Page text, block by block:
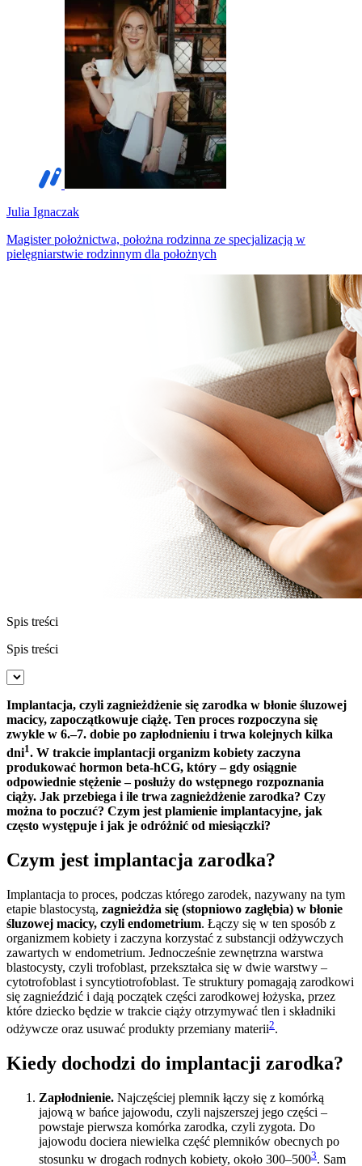
Julia Ignaczak
Magister położnictwa, położna rodzinna ze specjalizacją w
pielęgniarstwie rodzinnym dla położnych
Spis treści
Spis treści
Implantacja, czyli zagnieżdżenie się zarodka w błonie śluzowej
macicy, zapoczątkowuje ciążę. Ten proces rozpoczyna się
zwykle w 6.–7. dobie po zapłodnieniu i trwa kolejnych kilka
dni1. W trakcie implantacji organizm kobiety zaczyna
produkować hormon beta-hCG, który – gdy osiągnie
odpowiednie stężenie – posłuży do wstępnego rozpoznania
ciąży. Jak przebiega i ile trwa zagnieżdżenie zarodka? Czy
można to poczuć? Czym jest plamienie implantacyjne, jak
często występuje i jak je odróżnić od miesiączki?
Czym jest implantacja zarodka?
Implantacja to proces, podczas którego zarodek, nazywany na tym
etapie blastocystą, zagnieżdża się (stopniowo zagłębia) w błonie
śluzowej macicy, czyli endometrium. Łączy się w ten sposób z
organizmem kobiety i zaczyna korzystać z substancji odżywczych
zawartych w endometrium. Jednocześnie zewnętrzna warstwa
blastocysty, czyli trofoblast, przekształca się w dwie warstwy –
cytotrofoblast i syncytiotrofoblast. Te struktury pomagają zarodkowi
się zagnieździć i dają początek części zarodkowej łożyska, przez
które dziecko będzie w trakcie ciąży otrzymywać tlen i składniki
odżywcze oraz usuwać produkty przemiany materii2.
Kiedy dochodzi do implantacji zarodka?
Zapłodnienie. Najczęściej plemnik łączy się z komórką
jajową w bańce jajowodu, czyli najszerszej jego części –
powstaje pierwsza komórka zarodka, czyli zygota. Do
jajowodu dociera niewielka część plemników obecnych po
stosunku w drogach rodnych kobiety, około 300–5003. Sam